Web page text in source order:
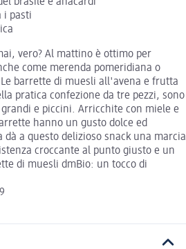
i pasti
vero? Al mattino è ottimo per
come merenda pomeridiana o
barrette di muesli all'avena e frutta
pratica confezione da tre pezzi, sono
e piccini. Arricchite con miele e
hanno un gusto dolce ed
a questo delizioso snack una marcia
croccante al punto giusto e un
di muesli dmBio: un tocco di